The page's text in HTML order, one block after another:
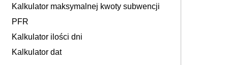
Kalkulator maksymalnej kwoty subwencji
PFR
Kalkulator ilości dni
Kalkulator dat